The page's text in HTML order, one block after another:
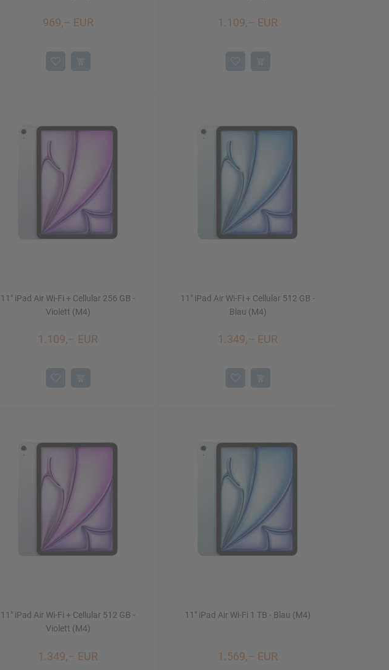
969,– EUR 1.109,– EUR
11" iPad Air Wi-Fi + Cellular 256 GB -
Violett (M4)
1.109,– EUR
11" iPad Air Wi-Fi + Cellular 512 GB -
Blau (M4)
1.349,– EUR
11" iPad Air Wi-Fi + Cellular 512 GB -
Violett (M4)
1.349,– EUR
11" iPad Air Wi-Fi 1 TB - Blau (M4)
1.569,– EUR